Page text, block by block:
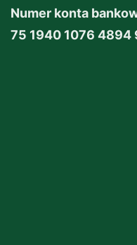
Numer konta
75 1940 1076